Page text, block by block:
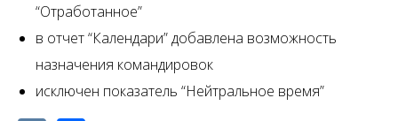
“Отработанное”
в отчет “Календари” добавлена возможность
назначения командировок
исключен показатель “Нейтральное время”